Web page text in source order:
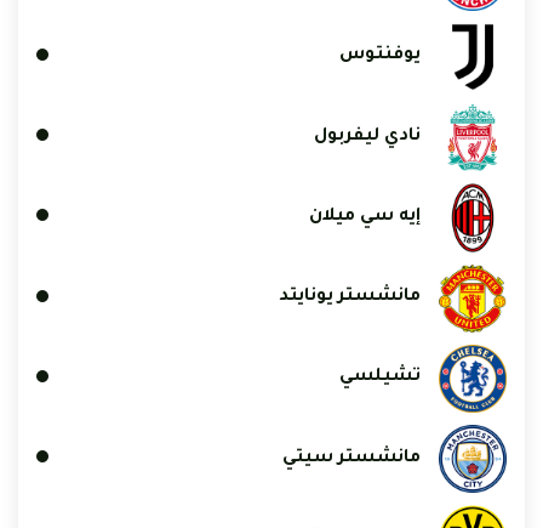
يوفنتوس
نادي ليفربول
إيه سي ميلان
مانشستر يونايتد
تشيلسي
مانشستر سيتي